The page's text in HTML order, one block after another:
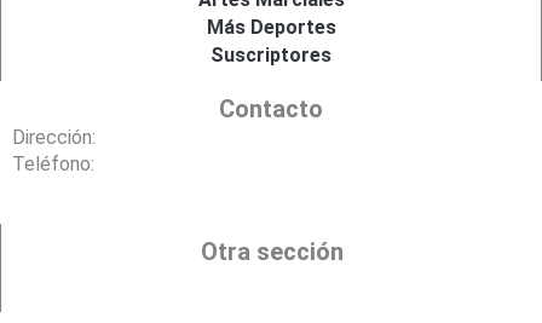
Más Deportes
Suscriptores
Contacto
Dirección:
Teléfono:
Otra sección